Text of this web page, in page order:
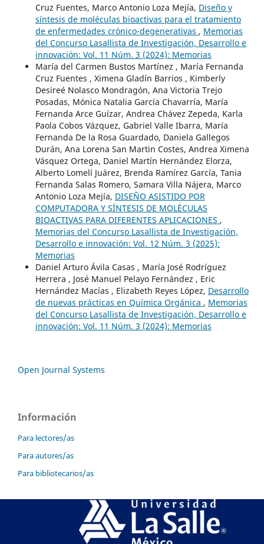
Cruz Fuentes, Marco Antonio Loza Mejía, Diseño y
síntesis de moléculas bioactivas para el tratamiento
de enfermedades crónico-degenerativas , Memorias
del Concurso Lasallista de Investigación, Desarrollo e
innovación: Vol. 11 Núm. 3 (2024): Memorias
María del Carmen Bustos Martínez , María Fernanda
Cruz Fuentes , Ximena Gladín Barrios , Kimberly
Desireé Nolasco Mondragón, Ana Victoria Trejo
Posadas, Mónica Natalia García Chavarría, María
Fernanda Arce Guízar, Andrea Chávez Zepeda, Karla
Paola Cobos Vázquez, Gabriel Valle Ibarra, María
Fernanda De la Rosa Guardado, Daniela Gallegos
Durán, Ana Lorena San Martin Costes, Andrea Ximena
Vásquez Ortega, Daniel Martín Hernández Elorza,
Alberto Lomelí Juárez, Brenda Ramírez García, Tania
Fernanda Salas Romero, Samara Villa Nájera, Marco
Antonio Loza Mejía, DISEÑO ASISTIDO POR
COMPUTADORA Y SÍNTESIS DE MOLÉCULAS
BIOACTIVAS PARA DIFERENTES APLICACIONES ,
Memorias del Concurso Lasallista de Investigación,
Desarrollo e innovación: Vol. 12 Núm. 3 (2025):
Memorias
Daniel Arturo Ávila Casas , María José Rodríguez
Herrera , José Manuel Pelayo Fernández , Eric
Hernández Macías , Elizabeth Reyes López, Desarrollo
de nuevas prácticas en Química Orgánica , Memorias
del Concurso Lasallista de Investigación, Desarrollo e
innovación: Vol. 11 Núm. 3 (2024): Memorias
Open Journal Systems
Información
Para lectores/as
Para autores/as
Para bibliotecarios/as